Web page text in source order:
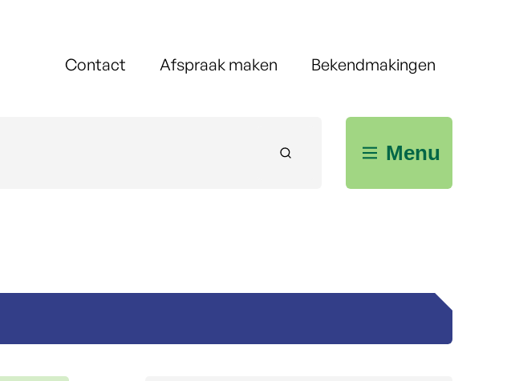
Contact Afspraak maken Bekendmakingen
Zoeken Menu